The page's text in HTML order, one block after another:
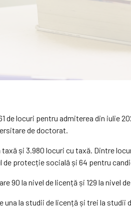
de locuri pentru admiterea din iulie
de doctorat.
și 3.980 locuri cu taxă. Dintre
protecție socială și 64 pentru
90 la nivel de licență și 129 la nivel
la studii de licență și trei la